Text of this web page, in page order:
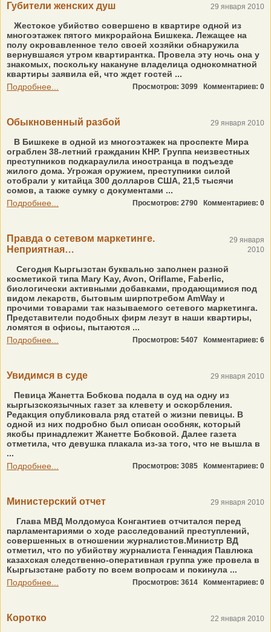
Губители женских душ 29 января 2010
Жестокое убийство совершено в квартире одной из
многоэтажек пятого микрорайона Бишкека. Лежащее на
полу окровавленное тело своей хозяйки обнаружила
вернувшаяся утром квартирантка. Провела эту ночь она у
знакомых, поскольку накануне владелица однокомнатной
квартиры заявила ей, что ждет гостей ...
Подробнее...
Просмотров: 3099 Комментариев: 0
Обыкновенный разбой 29 января 2010
В Бишкеке в одной из многоэтажек на проспекте Мира
ограблен 38-летний гражданин КНР. Группа неизвестных
преступников подкараулила иностранца в подъезде
жилого дома. Угрожая оружием, преступники силой
отобрали у китайца 300 долларов США, 21,5 тысячи
сомов, а также сумку с документами ...
Подробнее...
Просмотров: 2790 Комментариев: 0
Правда о сетевом маркетинге.
Неприятная…
29 января
2010
Сегодня Кыргызстан буквально заполнен разной
косметикой типа Mary Kаy, Avon, Oriflame, Faberlic,
биологически активными добавками, продающимися под
видом лекарств, бытовым ширпотребом AmWay и
прочими товарами так называемого сетевого маркетинга.
Представители подобных фирм лезут в наши квартиры,
ломятся в офисы, пытаются ...
Подробнее...
Просмотров: 5407 Комментариев: 6
Увидимся в суде 29 января 2010
Певица Жанетта Бобкова подала в суд на одну из
кыргызскоязычных газет за клевету и оскорбления.
Редакция опубликовала ряд статей о жизни певицы. В
одной из них подробно был описан особняк, который
якобы принадлежит Жанетте Бобковой. Далее газета
отметила, что девушка плакала из-за того, что не вышла в
...
Подробнее...
Просмотров: 3085 Комментариев: 0
Министерский отчет 29 января 2010
Глава МВД Молдомуса Конгантиев отчитался перед
парламентариями о ходе расследований преступлений,
совершенных в отношении журналистов.Министр ВД
отметил, что по убийству журналиста Геннадия Павлюка
казахская следственно-оперативная группа уже провела в
Кыргызстане работу по всем вопросам и покинула ...
Подробнее...
Просмотров: 3614 Комментариев: 0
Коротко 22 января 2010